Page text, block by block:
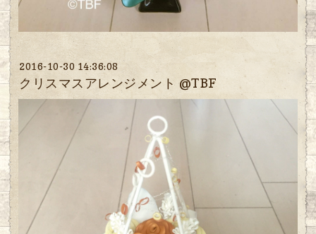
2016-10-30 14:36:08
クリスマスアレンジメント @TBF